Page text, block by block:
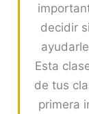
decidir
Esta
de tus
primera